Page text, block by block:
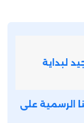
لبداية
الرسمية على